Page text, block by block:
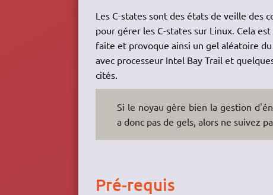
Les C-states sont des états de veille des
pour gérer les C-states sur Linux. Cela
faite et provoque ainsi un gel aléatoire
avec processeur Intel Bay Trail et
cités.
Si le noyau gère bien la gestion
a donc pas de gels, alors ne suivez
Pré-requis